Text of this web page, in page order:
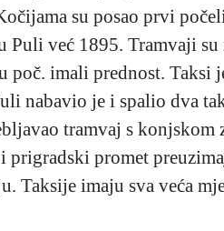
su posao prvi
Puli već 1895. Tramvaji
imali prednost. Taksi
nabavio je i spalio dva
tramvaj s
promet
Taksije imaju sva veća